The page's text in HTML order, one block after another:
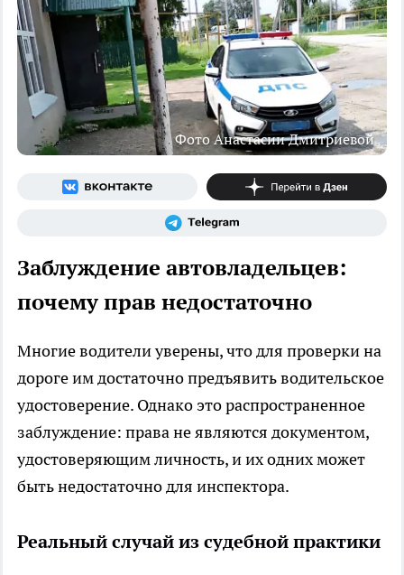
Фото Анастасии Дмитриевой
Заблуждение автовладельцев:
почему прав недостаточно
Многие водители уверены, что для проверки на
дороге им достаточно предъявить водительское
удостоверение. Однако это распространенное
заблуждение: права не являются документом,
удостоверяющим личность, и их одних может
быть недостаточно для инспектора.
Реальный случай из судебной практики